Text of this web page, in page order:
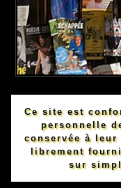
Ce site est
personnelle
conservée à
librement
sur